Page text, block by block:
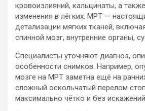
кровоизлияний, кальцинаты, а
изменения в лёгких. МРТ —
детализации мягких тканей,
спинной мозг, внутренние органы,
Специалисты уточняют диагноз,
особенности снимков. Например,
мозге на МРТ заметна ещё на
сложный оскольчатый перелом
максимально чётко и без искажений.